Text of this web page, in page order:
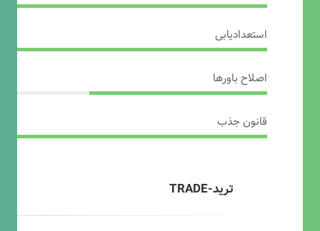
استعدادیابی
اصلاح باورها
قانون جذب
ترید-TRADE